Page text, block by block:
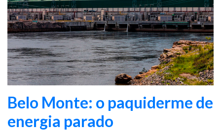
Belo Monte: o paquiderme de
energia parado